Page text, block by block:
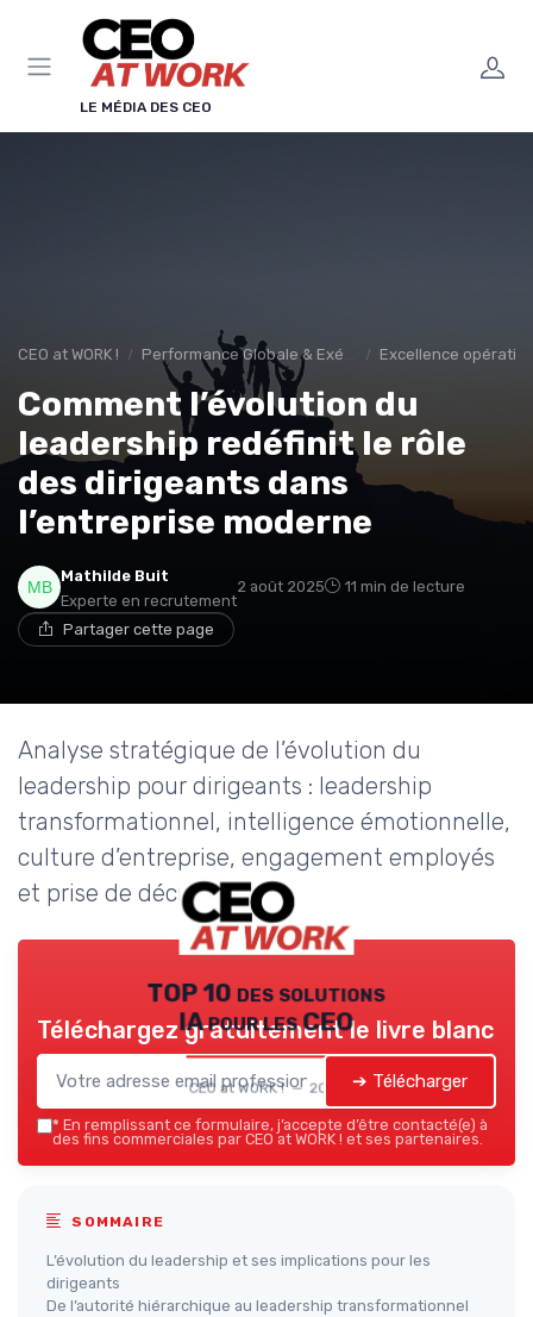
LE MÉDIA DES CEO
CEO at WORK ! Performance Globale & Exécution Excellence
Comment l’évolution du
leadership redéfinit le rôle
des dirigeants dans
l’entreprise moderne
Mathilde Buit
Experte en recrutement
2 août 2025 11 min de lecture
Partager cette page
Analyse stratégique de l’évolution du
leadership pour dirigeants : leadership
transformationnel, intelligence émotionnelle,
culture d’entreprise, engagement employés
et prise de décision.
TOP 10 des solutions
IA pour les CEO
CEO at WORK ! — 2026
Téléchargez gratuitement le livre blanc
➔ Télécharger
* En remplissant ce formulaire, j’accepte d’être contacté(e) à
des fins commerciales par CEO at WORK ! et ses partenaires.
SOMMAIRE
L’évolution du leadership et ses implications pour les
dirigeants
De l’autorité hiérarchique au leadership transformationnel
Panneau de gestion des cookies